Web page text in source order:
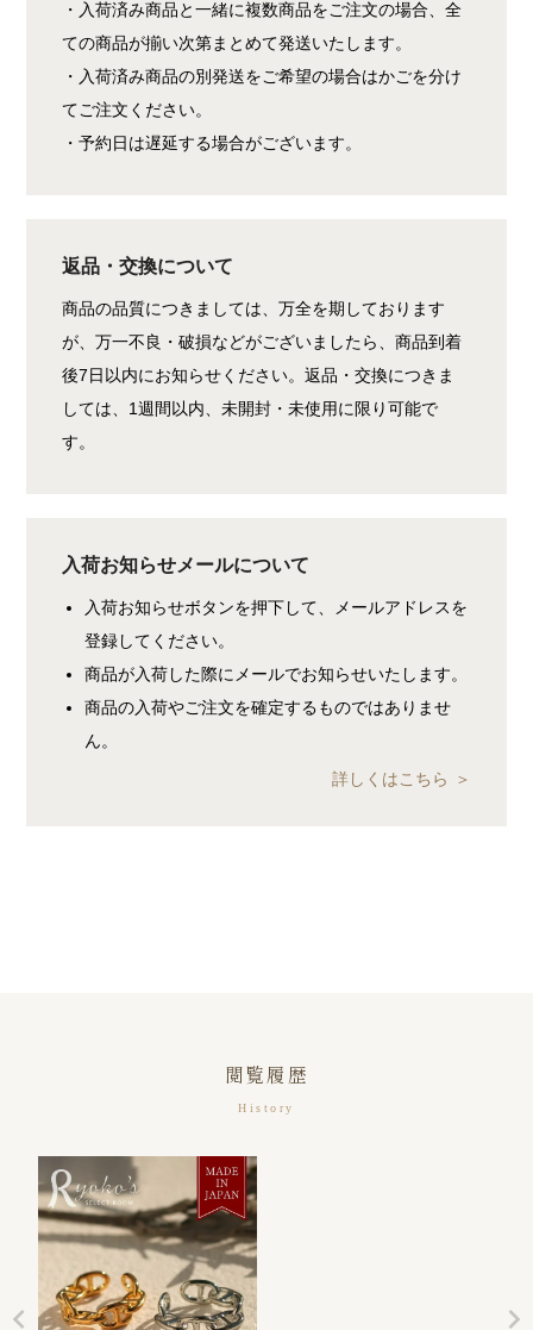
・入荷済み商品と一緒に複数商品をご注文の場合、全
ての商品が揃い次第まとめて発送いたします。
・入荷済み商品の別発送をご希望の場合はかごを分け
てご注文ください。
・予約日は遅延する場合がございます。
返品・交換について
商品の品質につきましては、万全を期しております
が、万一不良・破損などがございましたら、商品到着
後7日以内にお知らせください。返品・交換につきま
しては、1週間以内、未開封・未使用に限り可能で
す。
入荷お知らせメールについて
入荷お知らせボタンを押下して、メールアドレスを
登録してください。
商品が入荷した際にメールでお知らせいたします。
商品の入荷やご注文を確定するものではありませ
ん。
詳しくはこちら
閲覧履歴
History